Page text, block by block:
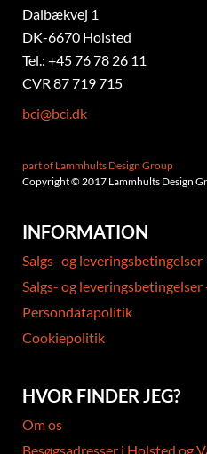
Dalbækvej 1
DK-6670 Holsted
Tel.: +45 76 78 26 11
CVR 87 719 715
bci@bci.dk
part of Lammhults Design Group
Copyright © 2017 Lammhults Design
INFORMATION
Salgs- og
Salgs- og
Persondatapolitik
Cookiepolitik
HVOR FINDER JEG?
Om os
Besøgsadresser i Holsted og